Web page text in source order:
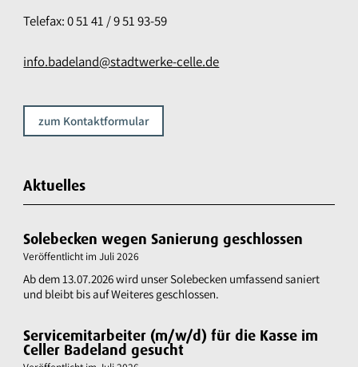
Telefax: 0 51 41 / 9 51 93-59
info.badeland@stadtwerke-celle.de
zum Kontaktformular
Aktuelles
Solebecken wegen Sanierung geschlossen
Veröffentlicht imJuli 2026
Ab dem 13.07.2026 wird unser Solebecken umfassend saniert
und bleibt bis auf Weiteres geschlossen.
Servicemitarbeiter (m/w/d) für die Kasse im
Celler Badeland gesucht